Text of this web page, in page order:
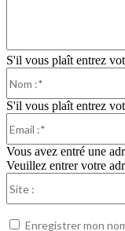
S'il vous plaît entrez
S'il vous plaît entrez
Vous avez entré une
Veuillez entrer votre
Enregistrer mon